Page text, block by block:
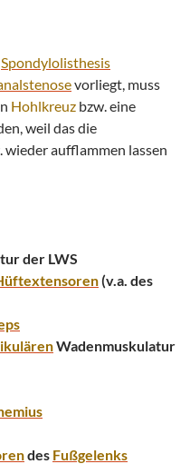
Spondylolisthesis
vorliegt, muss
Hohlkreuz bzw. eine
weil das die
aufflammen lassen
der LWS
(v.a. des
Wadenmuskulatur
des Fußgelenks